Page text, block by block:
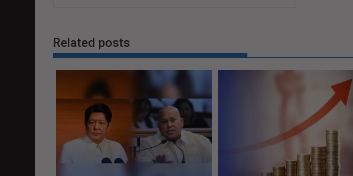
Related posts